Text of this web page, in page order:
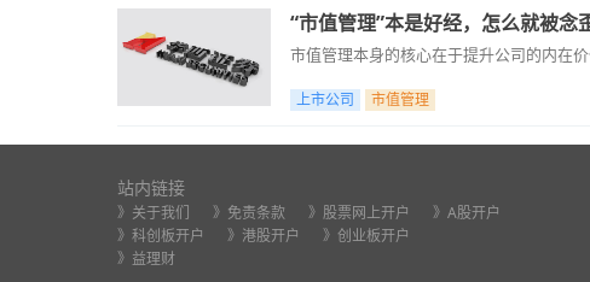
“市值管理”本是好经，怎么就被念
市值管理本身的核心在于提升公司的内在
上市公司 市值管理
站内链接
》关于我们 》免责条款 》股票网上开户
》A股开户
》科创板开户
》港股开户
》创业板开户
》益理财